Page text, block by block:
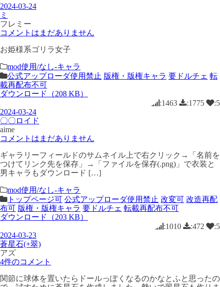
2024-03-24
ミ
フレミー
コメントはまだありません
お姫様系ゴリラ女子
mod使用/なし-キャラ
公式アップローダ使用禁止 版権・版権キャラ 要ドルチェ 転
載再配布不可
ダウンロード（208 KB）
:1463
:1775
:5
2024-03-24
〇〇ロイド
aime
コメントはまだありません
ギャラリーフィールドのサムネイル上で右クリック→「名前を
つけてリンク先を保存」→「ファイルを保存(.png)」で衣装と
男キャラもダウンロード […]
mod使用/なし-キャラ
トップページ可 公式アップローダ使用禁止 改変可 改造再配
布可 版権・版権キャラ 要ドルチェ 転載再配布不可
ダウンロード（203 KB）
:1010
:472
:5
2024-03-23
蒼星石(+翠)
アズ
4件のコメント
関節に球体を置いたらドールっぽくなるのかなとふと思ったの